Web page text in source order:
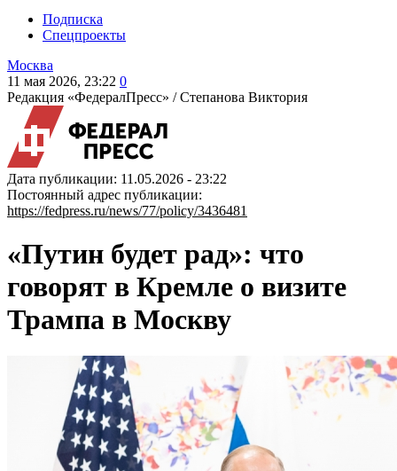
Подписка
Спецпроекты
Москва
11 мая 2026, 23:22 0
Редакция «ФедералПресс» /Степанова Виктория
Дата публикации: 11.05.2026 - 23:22
Постоянный адрес публикации:
https://fedpress.ru/news/77/policy/3436481
«Путин будет рад»: что
говорят в Кремле о визите
Трампа в Москву